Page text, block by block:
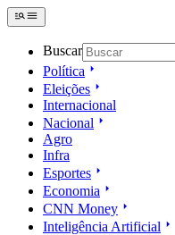
Buscar
Política
Eleições
Internacional
Nacional
Agro
Infra
Esportes
Economia
CNN Money
Inteligência Artificial